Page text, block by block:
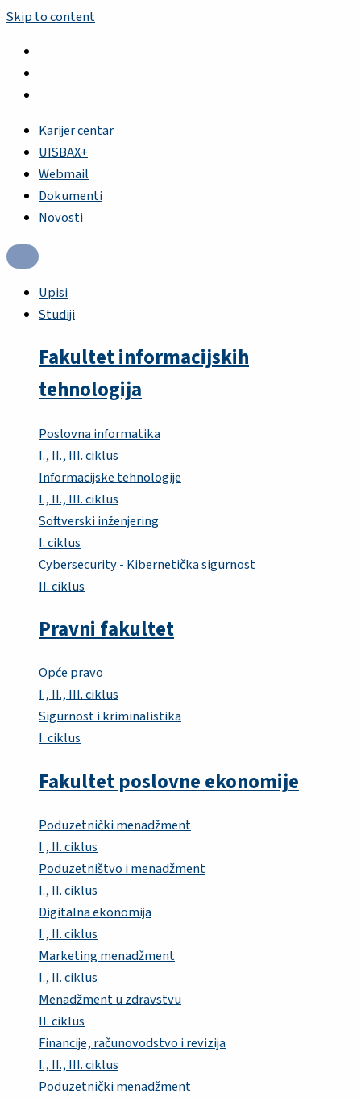
Skip to content
Karijer centar
UISBAX+
Webmail
Dokumenti
Novosti
Upisi
Studiji
Fakultet informacijskih
tehnologija
Poslovna informatika
I., II., III. ciklus
Informacijske tehnologije
I., II., III. ciklus
Softverski inženjering
I. ciklus
Cybersecurity - Kibernetička sigurnost
II. ciklus
Pravni fakultet
Opće pravo
I., II., III. ciklus
Sigurnost i kriminalistika
I. ciklus
Fakultet poslovne ekonomije
Poduzetnički menadžment
I., II. ciklus
Poduzetništvo i menadžment
I., II. ciklus
Digitalna ekonomija
I., II. ciklus
Marketing menadžment
I., II. ciklus
Menadžment u zdravstvu
II. ciklus
Financije, računovodstvo i revizija
I., II., III. ciklus
Poduzetnički menadžment